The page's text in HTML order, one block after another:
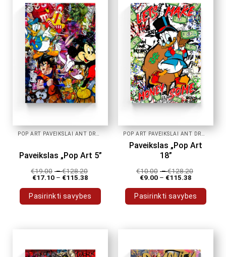
variants.
The
options
may
be
chosen
on
the
product
page
variants.
The
options
may
be
chosen
on
the
product
page
Paveikslas „Pop Art 5”
€19.00 –€128.20
€17.10 – €115.38
Pasirinkti savybes
variants.
Paveikslas „Pop Art
18”
€10.00 –€128.20
€9.00 – €115.38
Pasirinkti savybes
variants.